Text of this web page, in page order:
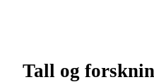
Tall og